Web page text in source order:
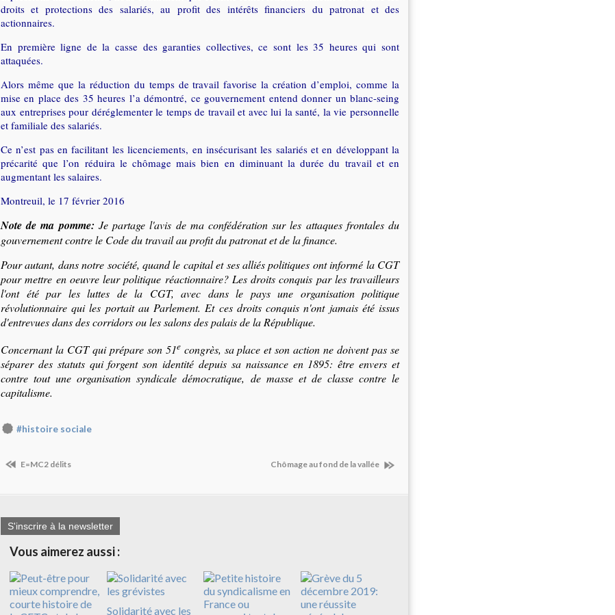
droits et protections des salariés, au profit des intérêts financiers du patronat et des
actionnaires.
En première ligne de la casse des garanties collectives, ce sont les 35 heures qui sont
attaquées.
Alors même que la réduction du temps de travail favorise la création d’emploi, comme la
mise en place des 35 heures l’a démontré, ce gouvernement entend donner un blanc-seing
aux entreprises pour déréglementer le temps de travail et avec lui la santé, la vie personnelle
et familiale des salariés.
Ce n’est pas en facilitant les licenciements, en insécurisant les salariés et en développant la
précarité que l’on réduira le chômage mais bien en diminuant la durée du travail et en
augmentant les salaires.
Montreuil, le 17 février 2016
Note de ma pomme: Je partage l'avis de ma confédération sur les attaques frontales du
gouvernement contre le Code du travail au profit du patronat et de la finance.
Pour autant, dans notre société, quand le capital et ses alliés politiques ont informé la CGT
pour mettre en oeuvre leur politique réactionnaire? Les droits conquis par les travailleurs
l'ont été par les luttes de la CGT, avec dans le pays une organisation politique
révolutionnaire qui les portait au Parlement. Et ces droits conquis n'ont jamais été issus
d'entrevues dans des corridors ou les salons des palais de la République.
Concernant la CGT qui prépare son 51econgrès, sa place et son action ne doivent pas se
séparer des statuts qui forgent son identité depuis sa naissance en 1895: être envers et
contre tout une organisation syndicale démocratique, de masse et de classe contre le
capitalisme.
#histoire sociale
E=MC2 délits Chômage au fond de la vallée
S'inscrire à la newsletter
Vous aimerez aussi :
Solidarité avec les